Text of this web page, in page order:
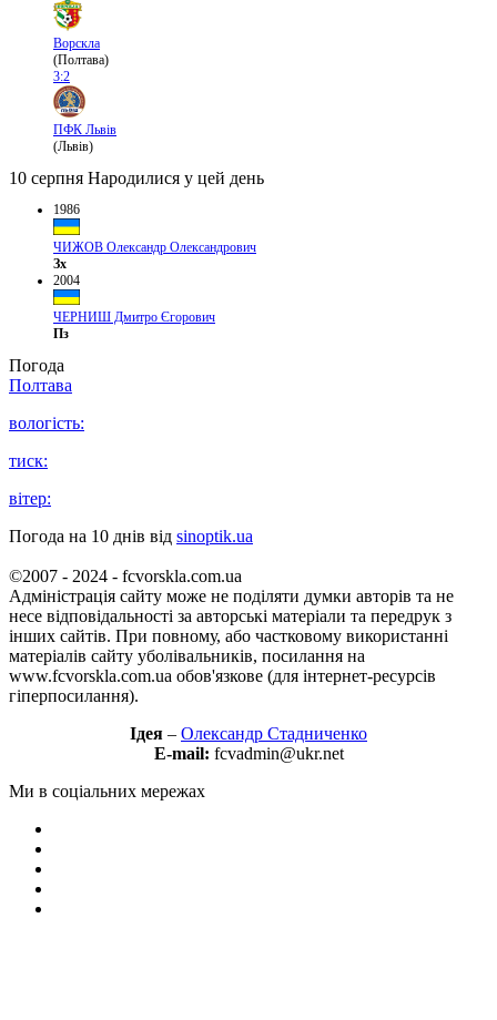
Ворскла
(Полтава)
3:2
ПФК Львів
(Львів)
10 серпня Народилися у цей день
1986
ЧИЖОВ Олександр Олександрович
Зх
2004
ЧЕРНИШ Дмитро Єгорович
Пз
Погода
Полтава
вологість:
тиск:
вітер:
Погода на 10 днів від sinoptik.ua
©2007 - 2024 - fcvorskla.com.ua
Адміністрація сайту може не поділяти думки авторів та не
несе відповідальності за авторські матеріали та передрук з
інших сайтів. При повному, або частковому використанні
матеріалів сайту уболівальників, посилання на
www.fcvorskla.com.ua обов'язкове (для інтернет-ресурсів
гіперпосилання).
Ідея – Олександр Стадниченко
E-mail: fcvadmin@ukr.net
Ми в соціальних мережах